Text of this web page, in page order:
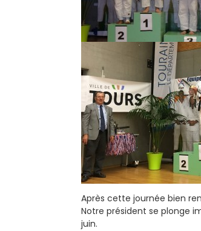
Après cette journée bien
Notre président se plonge
juin.